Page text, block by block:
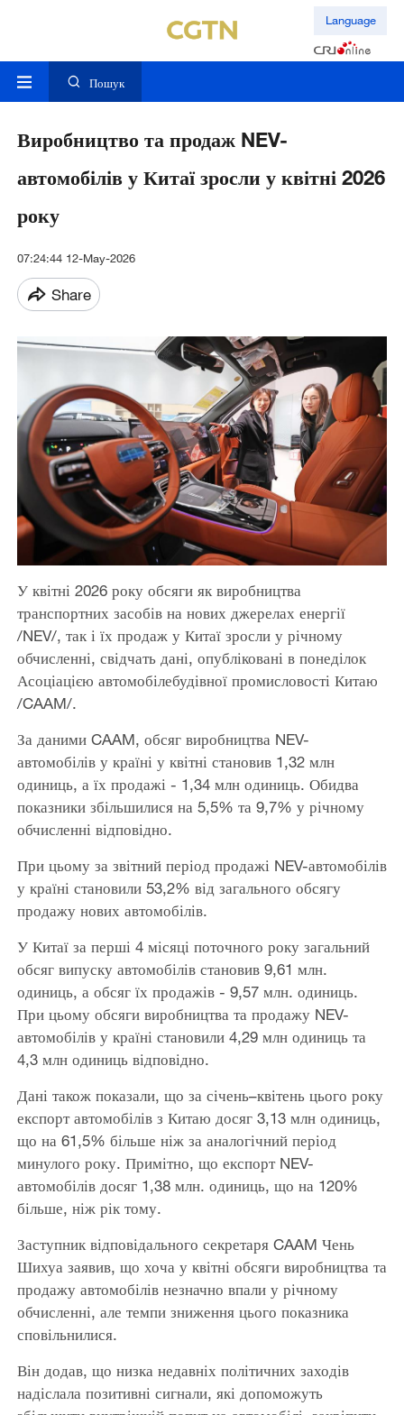
Language
Пошук
Виробництво та продаж NEV-
автомобілів у Китаї зросли у квітні 2026
року
07:24:44 12-May-2026
Share
У квітні 2026 року обсяги як виробництва
транспортних засобів на нових джерелах енергії
/NEV/, так і їх продаж у Китаї зросли у річному
обчисленні, свідчать дані, опубліковані в понеділок
Асоціацією автомобілебудівної промисловості Китаю
/CAAM/.
За даними CAAM, обсяг виробництва NEV-
автомобілів у країні у квітні становив 1,32 млн
одиниць, а їх продажі - 1,34 млн одиниць. Обидва
показники збільшилися на 5,5% та 9,7% у річному
обчисленні відповідно.
При цьому за звітний період продажі NEV-автомобілів
у країні становили 53,2% від загального обсягу
продажу нових автомобілів.
У Китаї за перші 4 місяці поточного року загальний
обсяг випуску автомобілів становив 9,61 млн.
одиниць, а обсяг їх продажів - 9,57 млн. одиниць.
При цьому обсяги виробництва та продажу NEV-
автомобілів у країні становили 4,29 млн одиниць та
4,3 млн одиниць відповідно.
Дані також показали, що за січень–квітень цього року
експорт автомобілів з Китаю досяг 3,13 млн одиниць,
що на 61,5% більше ніж за аналогічний період
минулого року. Примітно, що експорт NEV-
автомобілів досяг 1,38 млн. одиниць, що на 120%
більше, ніж рік тому.
Заступник відповідального секретаря CAAM Чень
Шихуа заявив, що хоча у квітні обсяги виробництва та
продажу автомобілів незначно впали у річному
обчисленні, але темпи зниження цього показника
сповільнилися.
Він додав, що низка недавніх політичних заходів
надіслала позитивні сигнали, які допоможуть